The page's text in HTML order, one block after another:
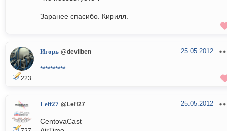
Заранее спасибо. Кирилл.
223
Игорь @devilben 25.05.2012
**********
Leff27 @Leff27 25.05.2012
CentovaCast